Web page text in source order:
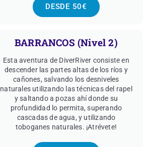
DESDE 50€
BARRANCOS (Nivel 2)
Esta aventura de DiverRiver consiste en
descender las partes altas de los ríos y
cañones, salvando los desniveles
naturales utilizando las técnicas del rapel
y saltando a pozas ahí donde su
profundidad lo permita, superando
cascadas de agua, y utilizando
toboganes naturales. ¡Atrévete!